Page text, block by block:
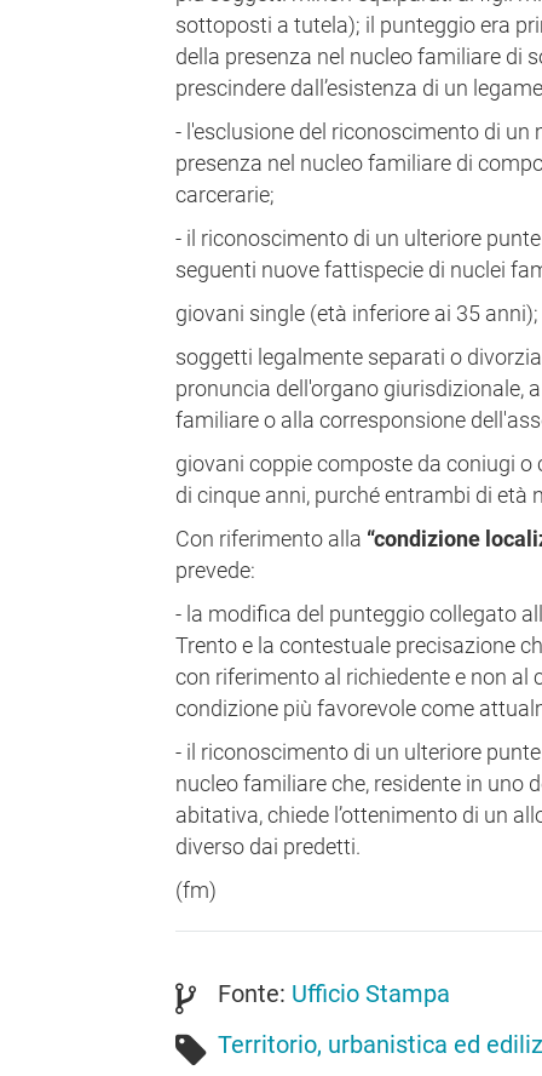
sottoposti a tutela); il punteggio era
della presenza nel nucleo familiare di
prescindere dall’esistenza di un
- l'esclusione del riconoscimento di un
presenza nel nucleo familiare di
carcerarie;
- il riconoscimento di un ulteriore
seguenti nuove fattispecie di nuclei
giovani single (età inferiore ai 35 anni);
soggetti legalmente separati o
pronuncia dell'organo giurisdizionale,
familiare o alla corresponsione
giovani coppie composte da coniugi
di cinque anni, purché entrambi di età
Con riferimento alla “condizione
prevede:
- la modifica del punteggio collegato
Trento e la contestuale precisazione
con riferimento al richiedente e non al
condizione più favorevole come
- il riconoscimento di un ulteriore
nucleo familiare che, residente in uno
abitativa, chiede l’ottenimento di un
diverso dai predetti.
(fm)
Fonte: Ufficio Stampa
Territorio, urbanistica ed